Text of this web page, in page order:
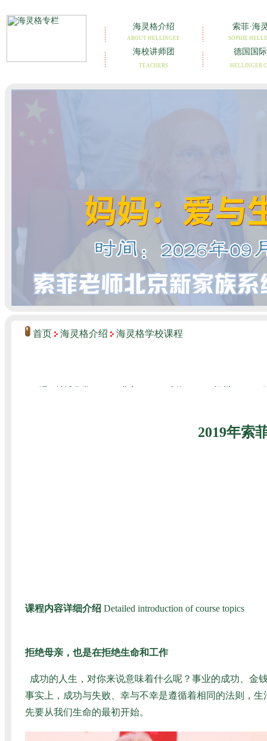
首页 海灵格介绍 海灵格学校课程
2019年索
课程内容详细介绍 Detailed introduction of course topics
拒绝母亲，也是在拒绝生命和工作
成功的人生，对你来说意味着什么呢？事业的成功、金
事实上，成功与失败、幸与不幸是遵循着相同的法则，
先要从我们生命的最初开始。